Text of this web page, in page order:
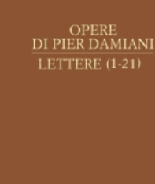
AGGIUNGI AL CARRELLO